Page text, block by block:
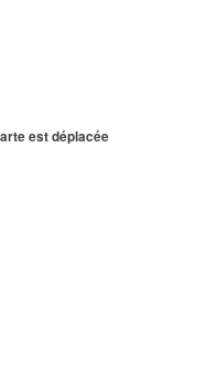
est déplacée